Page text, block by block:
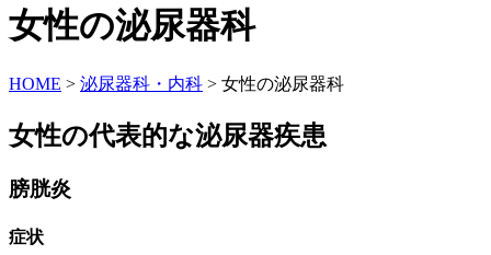
女性の泌尿器科
HOME > 泌尿器科・内科 > 女性の泌尿器科
女性の代表的な泌尿器疾患
膀胱炎
症状